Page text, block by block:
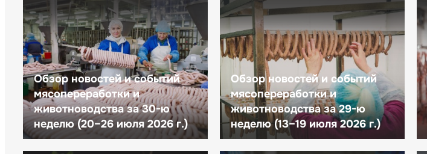
Обзор новостей и событий
мясопереработки и
животноводства за 30-ю
неделю (20–26 июля 2026 г.)
Обзор новостей и событий
мясопереработки и
животноводства за 29-ю
неделю (13–19 июля 2026 г.)